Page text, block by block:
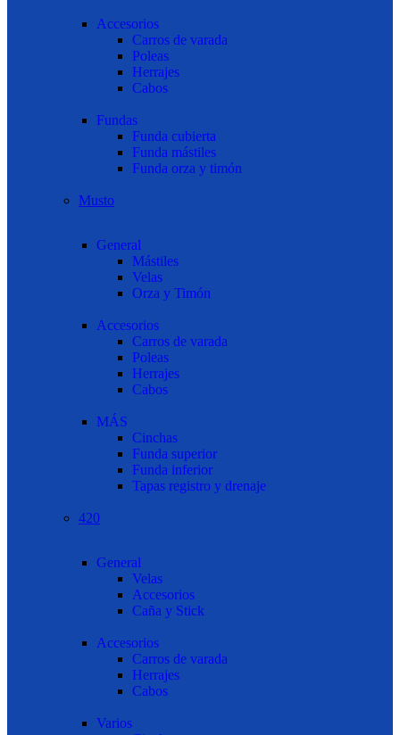
Accesorios
Carros de varada
Poleas
Herrajes
Cabos
Fundas
Funda cubierta
Funda mástiles
Funda orza y timón
Musto
General
Mástiles
Velas
Orza y Timón
Accesorios
Carros de varada
Poleas
Herrajes
Cabos
MÁS
Cinchas
Funda superior
Funda inferior
Tapas registro y drenaje
420
General
Velas
Accesorios
Caña y Stick
Accesorios
Carros de varada
Herrajes
Cabos
Varios